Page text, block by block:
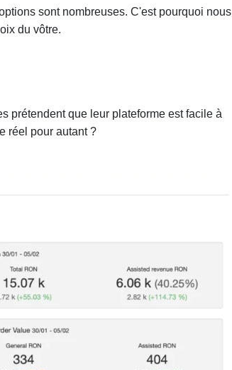
sont nombreuses. C'est pourquoi nous
du vôtre.
prétendent que leur plateforme est facile à
réel pour autant ?